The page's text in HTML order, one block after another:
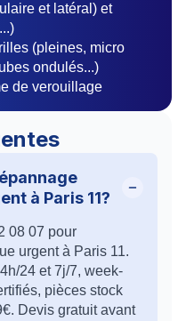
et latéral) et
ACM...)
(pleines, micro
ondulés...)
de verouillage
à Paris 11?
08 07 pour
urgent à Paris 11.
24 et 7j/7, week-
pièces stock
Devis gratuit avant